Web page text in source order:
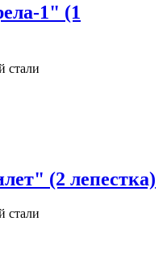
1" (1
стали
(2 лепестка)
стали